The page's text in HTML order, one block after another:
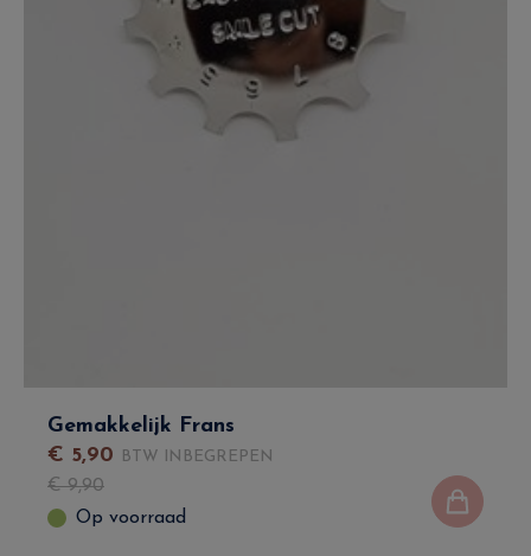
Gemakkelijk Frans
€ 5,90 BTW INBEGREPEN
€9,90
Op voorraad